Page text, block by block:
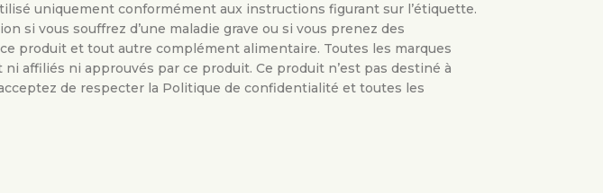
uniquement conformément aux instructions figurant sur l’étiquette.
si vous souffrez d’une maladie grave ou si vous prenez des
produit et tout autre complément alimentaire. Toutes les marques
affiliés ni approuvés par ce produit. Ce produit n’est pas destiné à
de respecter la Politique de confidentialité et toutes les